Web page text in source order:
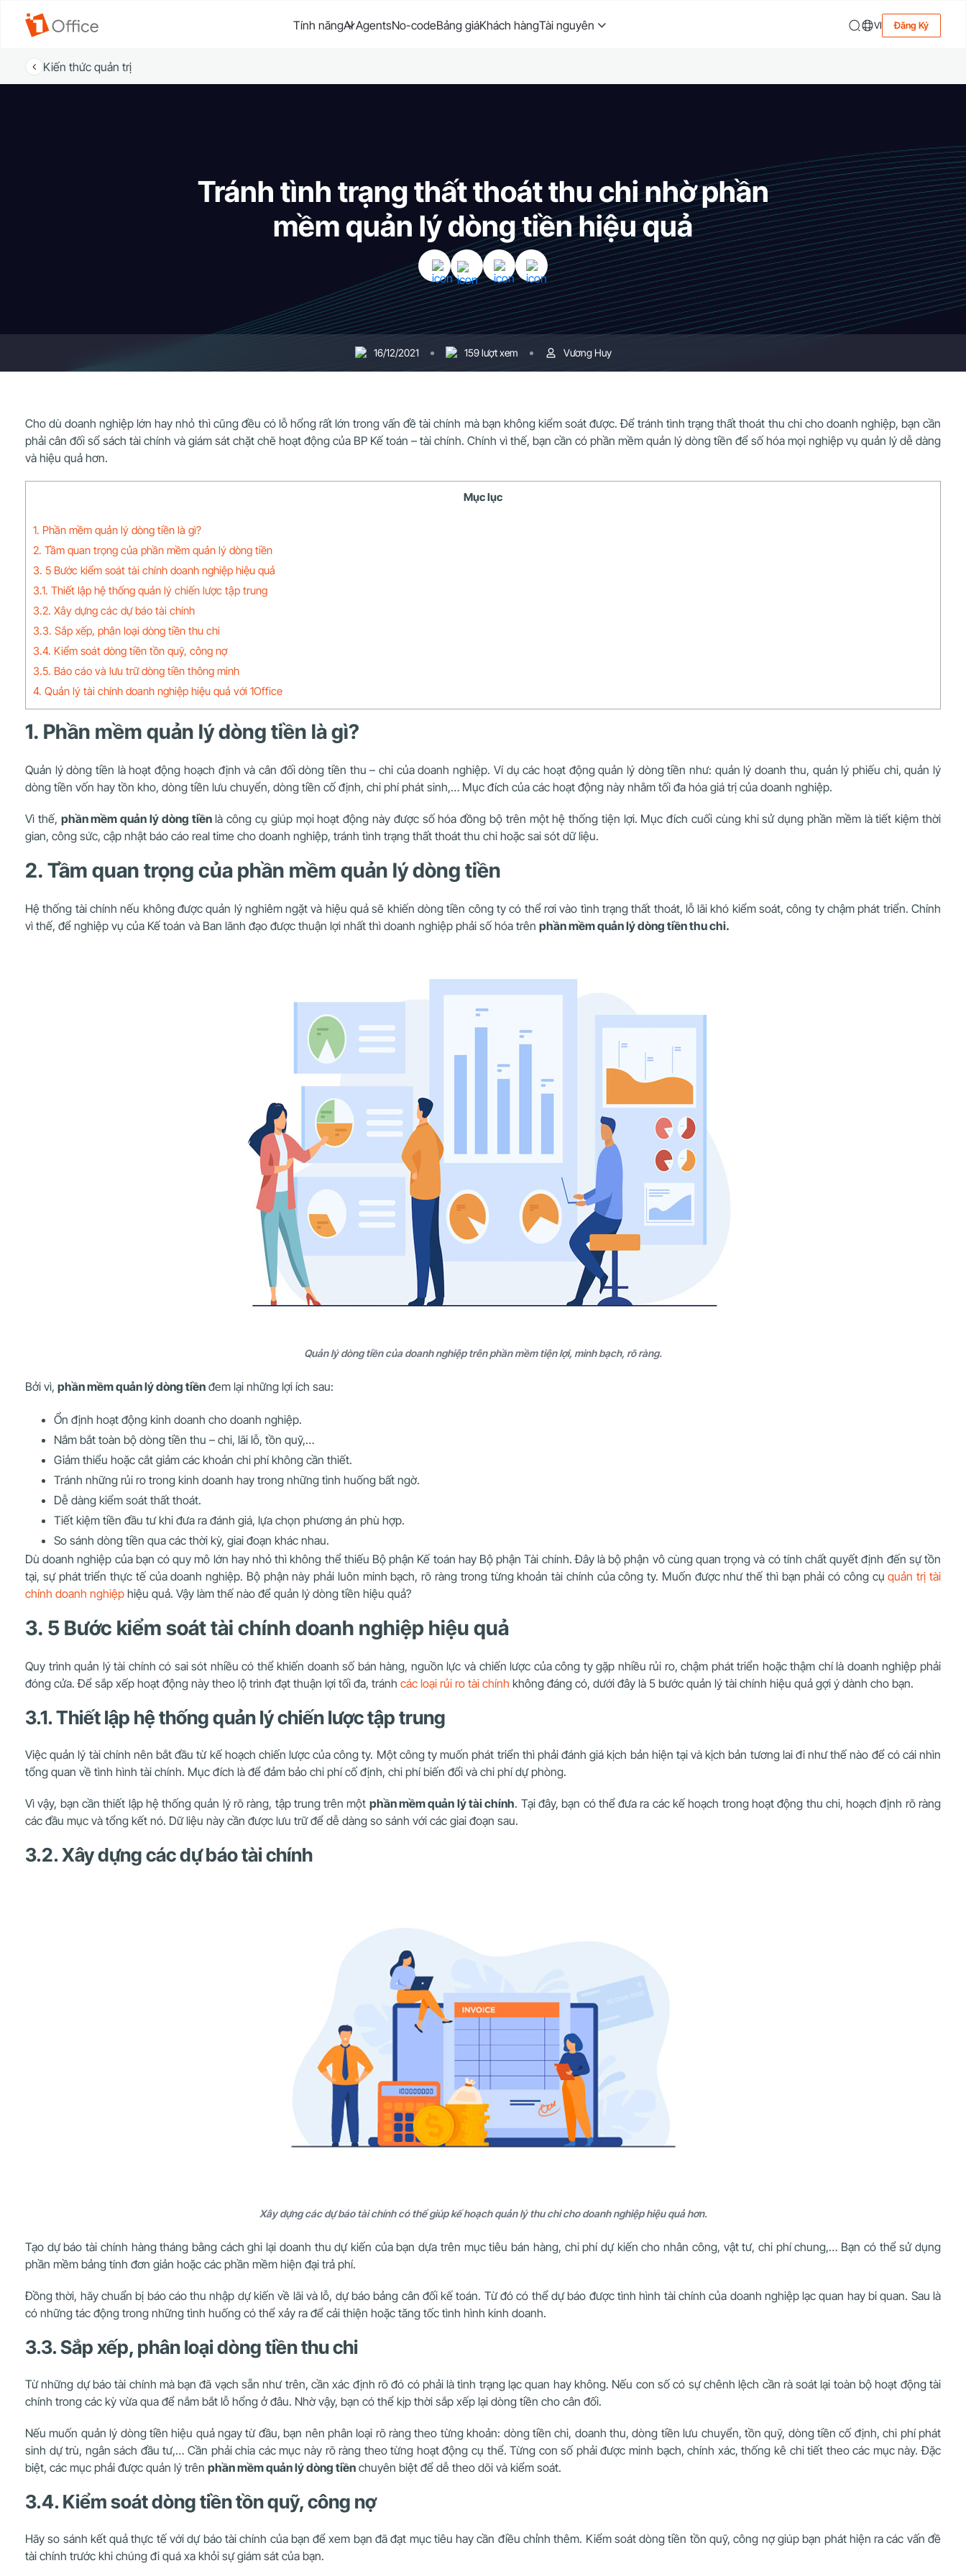
Tính năngAI AgentsNo-codeBảng giáKhách hàngTài nguyên VI Đăng Ký
Kiến thức quản trị
Tránh tình trạng thất thoát thu chi nhờ phần
mềm quản lý dòng tiền hiệu quả
16/12/2021 159 lượt xem Vương Huy
Cho dù doanh nghiệp lớn hay nhỏ thì cũng đều có lỗ hổng rất lớn trong vấn đề tài chính mà bạn không kiểm soát được. Để tránh tình trạng thất thoát thu chi cho doanh nghiệp, bạn cần
phải cân đối sổ sách tài chính và giám sát chặt chẽ hoạt động của BP Kế toán – tài chính. Chính vì thế, bạn cần có phần mềm quản lý dòng tiền để số hóa mọi nghiệp vụ quản lý dễ dàng
và hiệu quả hơn.
Mục lục
1. Phần mềm quản lý dòng tiền là gì?
2. Tầm quan trọng của phần mềm quản lý dòng tiền
3. 5 Bước kiểm soát tài chính doanh nghiệp hiệu quả
3.1. Thiết lập hệ thống quản lý chiến lược tập trung
3.2. Xây dựng các dự báo tài chính
3.3. Sắp xếp, phân loại dòng tiền thu chi
3.4. Kiểm soát dòng tiền tồn quỹ, công nợ
3.5. Báo cáo và lưu trữ dòng tiền thông minh
4. Quản lý tài chính doanh nghiệp hiệu quả với 1Office
1. Phần mềm quản lý dòng tiền là gì?
Quản lý dòng tiền là hoạt động hoạch định và cân đối dòng tiền thu – chi của doanh nghiệp. Ví dụ các hoạt động quản lý dòng tiền như: quản lý doanh thu, quản lý phiếu chi, quản lý
dòng tiền vốn hay tồn kho, dòng tiền lưu chuyển, dòng tiền cố định, chi phí phát sinh,… Mục đích của các hoạt động này nhằm tối đa hóa giá trị của doanh nghiệp.
Vì thế, phần mềm quản lý dòng tiềnlà công cụ giúp mọi hoạt động này được số hóa đồng bộ trên một hệ thống tiện lợi. Mục đích cuối cùng khi sử dụng phần mềm là tiết kiệm thời
gian, công sức, cập nhật báo cáo real time cho doanh nghiệp, tránh tình trạng thất thoát thu chi hoặc sai sót dữ liệu.
2. Tầm quan trọng của phần mềm quản lý dòng tiền
Hệ thống tài chính nếu không được quản lý nghiêm ngặt và hiệu quả sẽ khiến dòng tiền công ty có thể rơi vào tình trạng thất thoát, lỗ lãi khó kiểm soát, công ty chậm phát triển. Chính
vì thế, để nghiệp vụ của Kế toán và Ban lãnh đạo được thuận lợi nhất thì doanh nghiệp phải số hóa trên phần mềm quản lý dòng tiền thu chi.
Quản lý dòng tiền của doanh nghiệp trên phần mềm tiện lợi, minh bạch, rõ ràng.
Bởi vì, phần mềm quản lý dòng tiền đem lại những lợi ích sau:
Ổn định hoạt động kinh doanh cho doanh nghiệp.
Nắm bắt toàn bộ dòng tiền thu – chi, lãi lỗ, tồn quỹ,…
Giảm thiểu hoặc cắt giảm các khoản chi phí không cần thiết.
Tránh những rủi ro trong kinh doanh hay trong những tình huống bất ngờ.
Dễ dàng kiểm soát thất thoát.
Tiết kiệm tiền đầu tư khi đưa ra đánh giá, lựa chọn phương án phù hợp.
So sánh dòng tiền qua các thời kỳ, giai đoạn khác nhau.
Dù doanh nghiệp của bạn có quy mô lớn hay nhỏ thì không thể thiếu Bộ phận Kế toán hay Bộ phận Tài chính. Đây là bộ phận vô cùng quan trọng và có tính chất quyết định đến sự tồn
tại, sự phát triển thực tế của doanh nghiệp. Bộ phận này phải luôn minh bạch, rõ ràng trong từng khoản tài chính của công ty. Muốn được như thế thì bạn phải có công cụquản trị tài
chính doanh nghiệp hiệu quả. Vậy làm thế nào để quản lý dòng tiền hiệu quả?
3. 5 Bước kiểm soát tài chính doanh nghiệp hiệu quả
Quy trình quản lý tài chính có sai sót nhiều có thể khiến doanh số bán hàng, nguồn lực và chiến lược của công ty gặp nhiều rủi ro, chậm phát triển hoặc thậm chí là doanh nghiệp phải
đóng cửa. Để sắp xếp hoạt động này theo lộ trình đạt thuận lợi tối đa, tránh các loại rủi ro tài chính không đáng có, dưới đây là 5 bước quản lý tài chính hiệu quả gợi ý dành cho bạn.
3.1. Thiết lập hệ thống quản lý chiến lược tập trung
Việc quản lý tài chính nên bắt đầu từ kế hoạch chiến lược của công ty. Một công ty muốn phát triển thì phải đánh giá kịch bản hiện tại và kịch bản tương lai đi như thế nào để có cái nhìn
tổng quan về tình hình tài chính. Mục đích là để đảm bảo chi phí cố định, chi phí biến đổi và chi phí dự phòng.
Vì vậy, bạn cần thiết lập hệ thống quản lý rõ ràng, tập trung trên một phần mềm quản lý tài chính. Tại đây, bạn có thể đưa ra các kế hoạch trong hoạt động thu chi, hoạch định rõ ràng
các đầu mục và tổng kết nó. Dữ liệu này cần được lưu trữ để dễ dàng so sánh với các giai đoạn sau.
3.2. Xây dựng các dự báo tài chính
Xây dựng các dự báo tài chính có thể giúp kế hoạch quản lý thu chi cho doanh nghiệp hiệu quả hơn.
Tạo dự báo tài chính hàng tháng bằng cách ghi lại doanh thu dự kiến của bạn dựa trên mục tiêu bán hàng, chi phí dự kiến cho nhân công, vật tư, chi phí chung,… Bạn có thể sử dụng
phần mềm bảng tính đơn giản hoặc các phần mềm hiện đại trả phí.
Đồng thời, hãy chuẩn bị báo cáo thu nhập dự kiến về lãi và lỗ, dự báo bảng cân đối kế toán. Từ đó có thể dự báo được tình hình tài chính của doanh nghiệp lạc quan hay bi quan. Sau là
có những tác động trong những tình huống có thể xảy ra để cải thiện hoặc tăng tốc tình hình kinh doanh.
3.3. Sắp xếp, phân loại dòng tiền thu chi
Từ những dự báo tài chính mà bạn đã vạch sẵn như trên, cần xác định rõ đó có phải là tình trạng lạc quan hay không. Nếu con số có sự chênh lệch cần rà soát lại toàn bộ hoạt động tài
chính trong các kỳ vừa qua để nắm bắt lỗ hổng ở đâu. Nhờ vậy, bạn có thể kịp thời sắp xếp lại dòng tiền cho cân đối.
Nếu muốn quản lý dòng tiền hiệu quả ngay từ đầu, bạn nên phân loại rõ ràng theo từng khoản: dòng tiền chi, doanh thu, dòng tiền lưu chuyển, tồn quỹ, dòng tiền cố định, chi phí phát
sinh dự trù, ngân sách đầu tư,… Cần phải chia các mục này rõ ràng theo từng hoạt động cụ thể. Từng con số phải được minh bạch, chính xác, thống kê chi tiết theo các mục này. Đặc
biệt, các mục phải được quản lý trên phần mềm quản lý dòng tiền chuyên biệt để dễ theo dõi và kiểm soát.
3.4. Kiểm soát dòng tiền tồn quỹ, công nợ
Hãy so sánh kết quả thực tế với dự báo tài chính của bạn để xem bạn đã đạt mục tiêu hay cần điều chỉnh thêm. Kiểm soát dòng tiền tồn quỹ, công nợ giúp bạn phát hiện ra các vấn đề
tài chính trước khi chúng đi quá xa khỏi sự giám sát của bạn.